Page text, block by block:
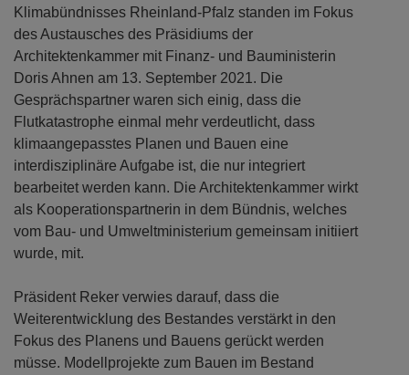
Klimabündnisses Rheinland-Pfalz standen im Fokus
des Austausches des Präsidiums der
Architektenkammer mit Finanz- und Bauministerin
Doris Ahnen am 13. September 2021. Die
Gesprächspartner waren sich einig, dass die
Flutkatastrophe einmal mehr verdeutlicht, dass
klimaangepasstes Planen und Bauen eine
interdisziplinäre Aufgabe ist, die nur integriert
bearbeitet werden kann. Die Architektenkammer wirkt
als Kooperationspartnerin in dem Bündnis, welches
vom Bau- und Umweltministerium gemeinsam initiiert
wurde, mit.
Präsident Reker verwies darauf, dass die
Weiterentwicklung des Bestandes verstärkt in den
Fokus des Planens und Bauens gerückt werden
müsse. Modellprojekte zum Bauen im Bestand